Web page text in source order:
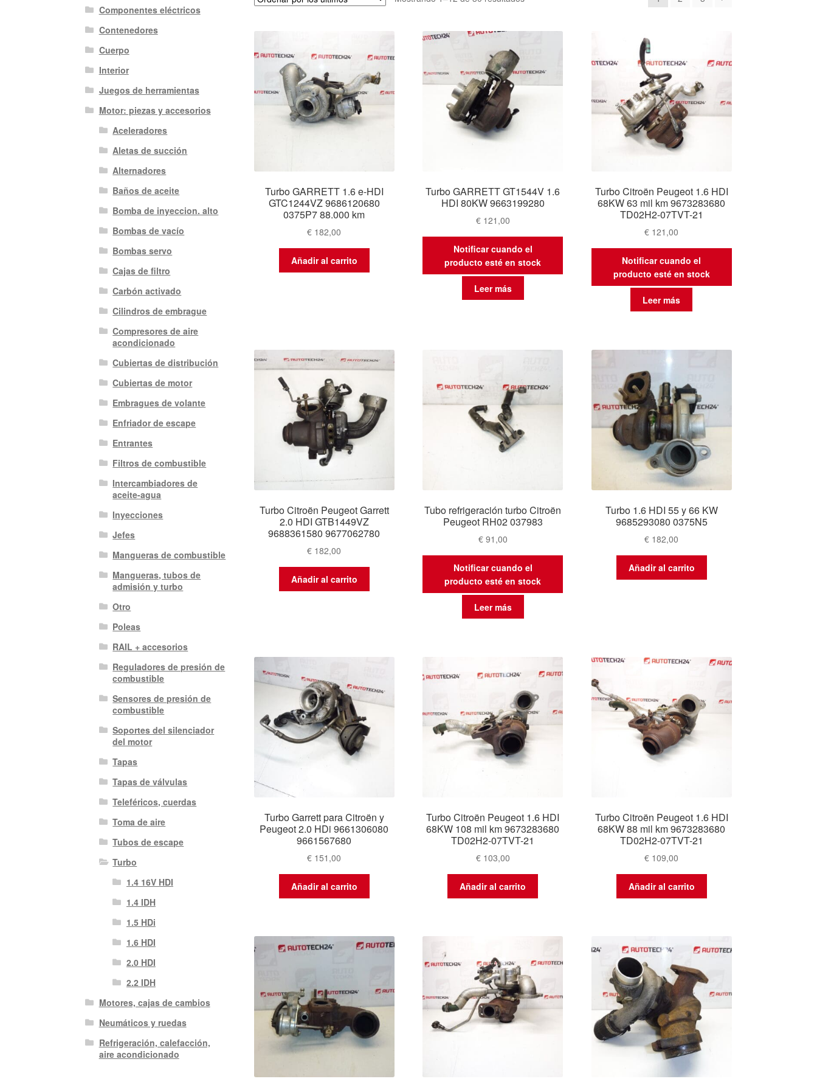
Turbo GARRETT 1.6 e-HDI
GTC1244VZ 9686120680
0375P7 88.000 km
€ 182,00
Añadir al carrito
Turbo GARRETT GT1544V 1.6
HDI 80KW 9663199280
€121,00
Notificar cuando el
producto esté en stock
Leer más
Turbo Citroën Peugeot 1.6 HDI
68KW 63 mil km 9673283680
TD02H2-07TVT-21
€ 121,00
Notificar cuando el
producto esté en stock
Leer más
Turbo Citroën Peugeot Garrett
2.0 HDI GTB1449VZ
9688361580 9677062780
€ 182,00
Añadir al carrito
Tubo refrigeración turbo Citroën
Peugeot RH02 037983
€91,00
Notificar cuando el
producto esté en stock
Leer más
Turbo 1.6 HDI 55 y 66 KW
9685293080 0375N5
€ 182,00
Añadir al carrito
Turbo Garrett para Citroën y
Peugeot 2.0 HDi 9661306080
9661567680
€ 151,00
Añadir al carrito
Turbo Citroën Peugeot 1.6 HDI
68KW 108 mil km 9673283680
TD02H2-07TVT-21
€103,00
Añadir al carrito
Turbo Citroën Peugeot 1.6 HDI
68KW 88 mil km 9673283680
TD02H2-07TVT-21
€ 109,00
Añadir al carrito
Componentes eléctricos
Contenedores
Cuerpo
Interior
Juegos de herramientas
Motor: piezas y accesorios
Aceleradores
Aletas de succión
Alternadores
Baños de aceite
Bomba de inyeccion. alto
Bombas de vacío
Bombas servo
Cajas de filtro
Carbón activado
Cilindros de embrague
Compresores de aire
acondicionado
Cubiertas de distribución
Cubiertas de motor
Embragues de volante
Enfriador de escape
Entrantes
Filtros de combustible
Intercambiadores de
aceite-agua
Inyecciones
Jefes
Mangueras de combustible
Mangueras, tubos de
admisión y turbo
Otro
Poleas
RAIL + accesorios
Reguladores de presión de
combustible
Sensores de presión de
combustible
Soportes del silenciador
del motor
Tapas
Tapas de válvulas
Teleféricos, cuerdas
Toma de aire
Tubos de escape
Turbo
1.4 16V HDI
1.4 IDH
1.5 HDi
1.6 HDI
2.0 HDI
2.2 IDH
Motores, cajas de cambios
Neumáticos y ruedas
Refrigeración, calefacción,
aire acondicionado